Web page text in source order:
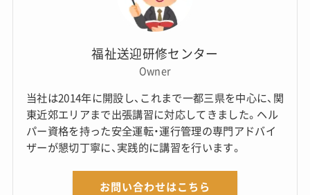
福祉送迎研修センター
Owner
当社は2014年に開設し、これまで一都三県を中心に、関
東近郊エリアまで出張講習に対応してきました。ヘル
パー資格を持った安全運転・運行管理の専門アドバイ
ザーが懇切丁寧に、実践的に講習を行います。
お問い合わせはこちら